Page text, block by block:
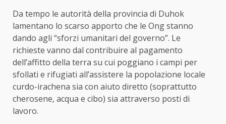
Da tempo le autorità della provincia di Duhok
lamentano lo scarso apporto che le Ong stanno
dando agli “sforzi umanitari del governo”. Le
richieste vanno dal contribuire al pagamento
dell’affitto della terra su cui poggiano i campi per
sfollati e rifugiati all’assistere la popolazione locale
curdo-irachena sia con aiuto diretto (soprattutto
cherosene, acqua e cibo) sia attraverso posti di
lavoro.